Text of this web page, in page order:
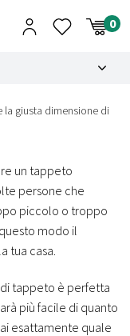
la giusta dimensione di
un tappeto
persone che
piccolo o troppo
modo il
tua casa.
tappeto è perfetta
più facile di quanto
esattamente quale